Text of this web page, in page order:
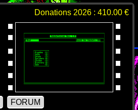
Donations 2026 : 410.00 €
FORUM